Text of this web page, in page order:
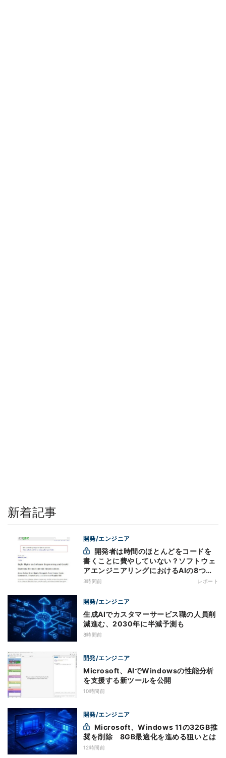
新着記事
開発/エンジニア
書くことに費やしていない？ソフトウェ
アエンジニアリングにおけるAIの8つの
神話への賛否
3時間前 レポート
開発/エンジニア
生成AIでカスタマーサービス職の人員削
減進む、2030年に半減予測も
8時間前
開発/エンジニア
Microsoft、AIでWindowsの性能分析
を支援する新ツールを公開
10時間前
開発/エンジニア
奨を削除 8GB最適化を進める狙いとは
12時間前